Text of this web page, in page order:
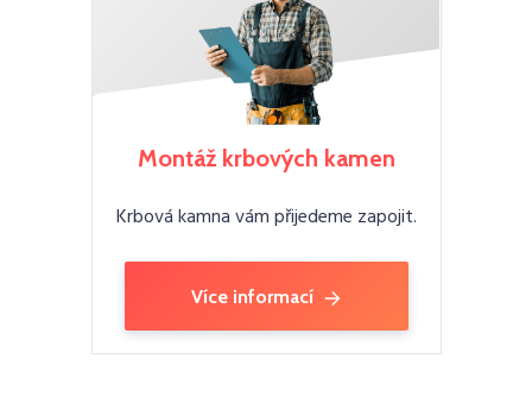
Montáž krbových kamen
Krbová kamna vám přijedeme zapojit.
Více informací